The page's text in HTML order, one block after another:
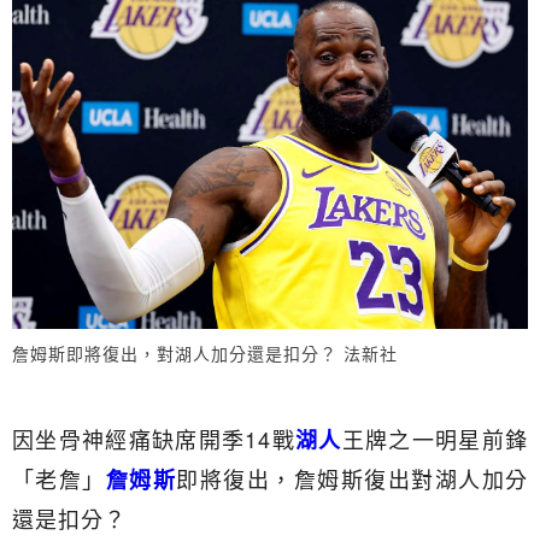
詹姆斯即將復出，對湖人加分還是扣分？ 法新社
因坐骨神經痛缺席開季14戰湖人王牌之一明星前鋒
「老詹」 詹姆斯即將復出，詹姆斯復出對湖人加分
還是扣分？